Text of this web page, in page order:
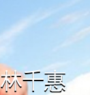
林千惠